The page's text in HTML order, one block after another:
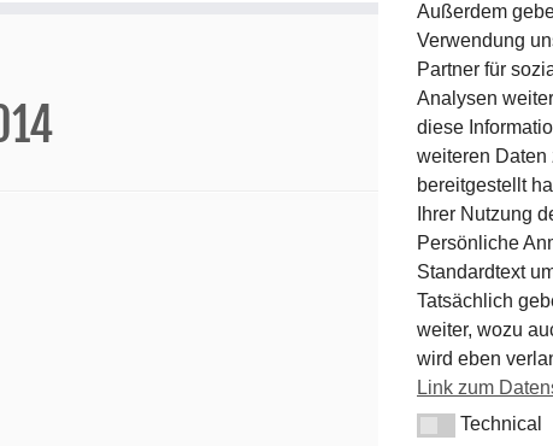
Außerdem
Verwendung
Partner für
Analysen
diese
weiteren Daten
bereitgestellt
Ihrer Nutzung
Persönliche
Standardtext
Tatsächlich
weiter, wozu
wird eben
Link zum
TechnicalTechnical